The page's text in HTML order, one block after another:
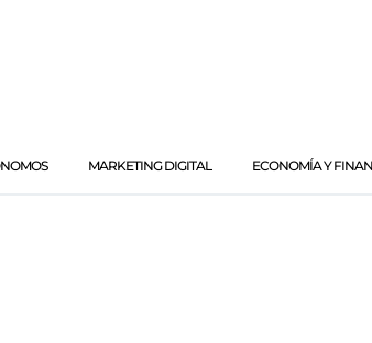
MARKETING DIGITAL ECONOMÍA Y